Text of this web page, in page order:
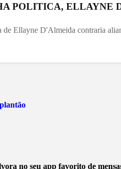
POLITICA, ELLAYNE
de Ellayne D'Almeida contraria
no seu app favorito de